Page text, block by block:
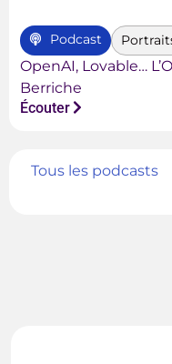
Podcast
OpenAI, Lovable…
Berriche
Écouter
Tous les podcasts